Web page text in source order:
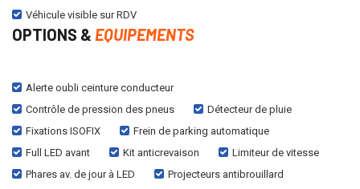
Véhicule visible sur RDV
OPTIONS & EQUIPEMENTS
Alerte oubli ceinture conducteur
Contrôle de pression des pneus
Détecteur de pluie
Fixations ISOFIX
Frein de parking automatique
Full LED avant
Kit anticrevaison
Limiteur de vitesse
Phares av. de jour à LED
Projecteurs antibrouillard